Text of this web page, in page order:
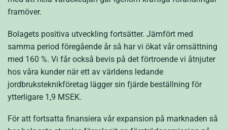
framöver.
Bolagets positiva utveckling fortsätter. Jämfört med
samma period föregående år så har vi ökat vår omsättning
med 160 %. Vi får också bevis på det förtroende vi åtnjuter
hos våra kunder när ett av världens ledande
jordbruksteknikföretag lägger sin fjärde beställning för
ytterligare 1,9 MSEK.
För att fortsatta finansiera vår expansion på marknaden så